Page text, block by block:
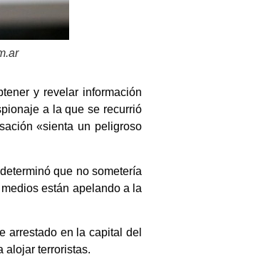
y revelar información
a la que se recurrió
«sienta un peligroso
que no sometería
están apelando a la
arrestado en la capital del
alojar terroristas.